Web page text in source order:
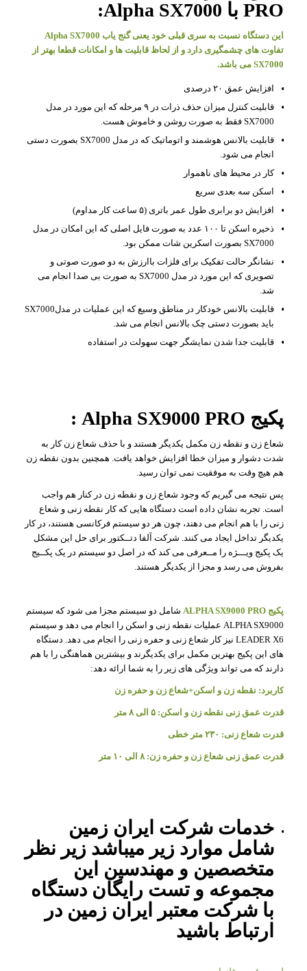
PRO با Alpha SX7000:
این دستگاه نسبت به سری قبلی خود یعنی گنج یاب Alpha SX7000
تفاوت های چشمگیری دارد و از لحاظ قابلیت ها و امکانات قطعا بهتر از
SX7000 می باشد.
افزایش عمق ۲۰ درصدی
قابلیت کنترل میزان حذف ذرات در ۹ مرحله که این مورد در مدل
SX7000 فقط به صورت روشن و خاموش هست.
قابلیت بالانس هوشمند و اتوماتیک که در مدل SX7000 بصورت دستی
انجام می شود.
کار در محیط های ناهموار
اسکن سه بعدی سریع
افزایش دو برابری طول عمر باتری (۵ ساعت کار مداوم)
ذخیره اسکن تا ۱۰۰ عدد به صورت فایل اصلی که این امکان در مدل
SX7000 بصورت اسکرین شات ممکن بود.
نشانگر حالت تفکیک برای فلزات باارزش به دو صورت صوتی و
تصویری که این مورد در مدل SX7000 به صورت بی صدا انجام می
شد.
قابلیت بالانس خودکار در مناطق وسیع که این عملیات در مدلSX7000
باید بصورت دستی چک بالانس انجام می شد.
قابلیت جدا شدن نمایشگر جهت سهولت در استفاده
پکیج Alpha SX9000 PRO :
شعاع زن و نقطه زن مکمل یکدیگر هستند و با حذف شعاع زن کار به
شدت دشوار و میزان خطا افزایش خواهد یافت. همچنین بدون نقطه زن
هم هیچ وقت به موفقیت نمی توان رسید.
پس نتیجه می گیریم که وجود شعاع زن و نقطه زن در کنار هم واجب
است. تجربه نشان داده است دستگاه هایی که کار نقطه زنی و شعاع
زنی را با هم انجام می دهند، چون هر دو سیستم فرکانسی هستند، در کار
یکدیگر تداخل ایجاد می کنند. شرکت آلفا دتــکتور برای حل این مشکل
یک پکیج ویـــژه را مــعرفی می کند که در اصل دو سیستم در یک پکــیج
بفروش می رسد و مجزا از یکدیگر هستند.
پکیج ALPHA SX9000 PRO
شامل دو سیستم مجزا می شود که سیستم
ALPHA SX9000 عملیات نقطه زنی و اسکن را انجام می دهد و سیستم
LEADER X6 نیز کار شعاع زنی و حفره زنی را انجام می دهد. دستگاه
های این پکیج بهترین مکمل برای یکدیگرند و بیشترین هماهنگی را با هم
دارند که می تواند ویژگی های زیر را به شما ارائه دهد:
کاربرد: نقطه زن و اسکن+شعاع زن و حفره زن
قدرت عمق زنی نقطه زن و اسکن: ۵ الی ۸ متر
قدرت شعاع زنی: ۲۳۰ متر خطی
قدرت عمق زنی شعاع زن و حفره زن: ۸ الی ۱۰ متر
خدمات شرکت ایران زمین
شامل موارد زیر میباشد زیر نظر
متخصصین و مهندسین این
مجموعه و تست رایگان دستگاه
با شرکت معتبر ایران زمین در
ارتباط باشید